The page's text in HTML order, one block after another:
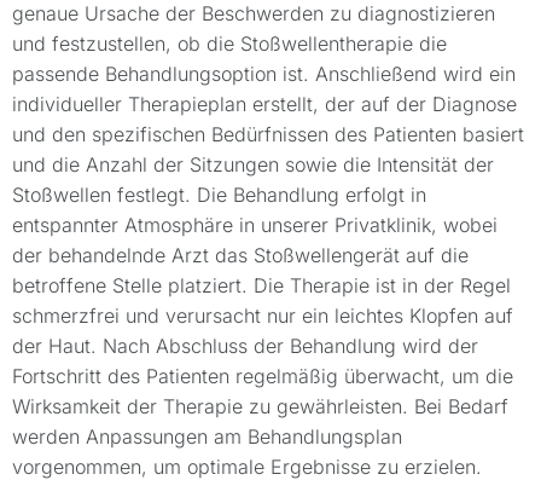
genaue Ursache der Beschwerden zu diagnostizieren
und festzustellen, ob die Stoßwellentherapie die
passende Behandlungsoption ist. Anschließend wird ein
individueller Therapieplan erstellt, der auf der Diagnose
und den spezifischen Bedürfnissen des Patienten basiert
und die Anzahl der Sitzungen sowie die Intensität der
Stoßwellen festlegt. Die Behandlung erfolgt in
entspannter Atmosphäre in unserer Privatklinik, wobei
der behandelnde Arzt das Stoßwellengerät auf die
betroffene Stelle platziert. Die Therapie ist in der Regel
schmerzfrei und verursacht nur ein leichtes Klopfen auf
der Haut. Nach Abschluss der Behandlung wird der
Fortschritt des Patienten regelmäßig überwacht, um die
Wirksamkeit der Therapie zu gewährleisten. Bei Bedarf
werden Anpassungen am Behandlungsplan
vorgenommen, um optimale Ergebnisse zu erzielen.